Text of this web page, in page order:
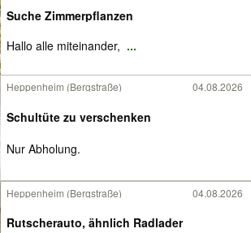
Suche Zimmerpflanzen
Hallo alle miteinander, ...
Heppenheim (Bergstraße) 04.08.2026
Schultüte zu verschenken
Nur Abholung.
Heppenheim (Bergstraße) 04.08.2026
Rutscherauto, ähnlich Radlader